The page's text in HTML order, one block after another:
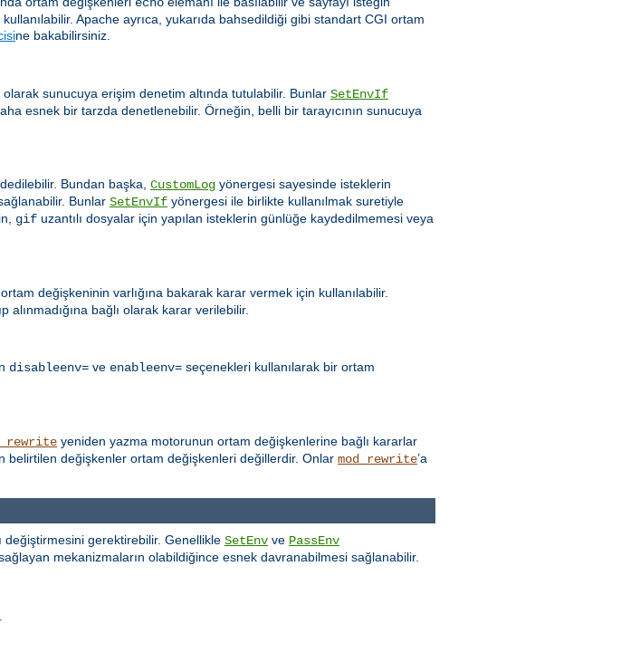
echo
Apache ayrıca, yukarıda bahsedildiği gibi standart CGI ortam
ne bakabilirsiniz.
sunucuya erişim denetim altında tutulabilir. Bunlar SetEnvIf
esnek bir tarzda denetlenebilir. Örneğin, belli bir tarayıcının sunucuya
Bundan başka, CustomLog yönergesi sayesinde isteklerin
Bunlar SetEnvIf yönergesi ile birlikte kullanılmak suretiyle
gif uzantılı dosyalar için yapılan isteklerin günlüğe kaydedilmemesi veya
değişkeninin varlığına bakarak karar vermek için kullanılabilir.
alınmadığına bağlı olarak karar verilebilir.
disableenv= ve enableenv= seçenekleri kullanılarak bir ortam
yeniden yazma motorunun ortam değişkenlerine bağlı kararlar
belirtilen değişkenler ortam değişkenleri değillerdir. Onlar mod_rewrite’a
değiştirmesini gerektirebilir. Genellikle SetEnv ve PassEnv
mekanizmaların olabildiğince esnek davranabilmesi sağlanabilir.